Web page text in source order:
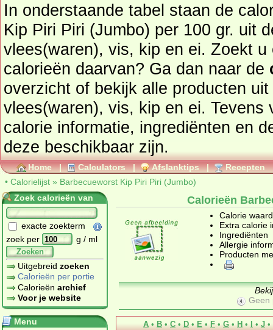
In onderstaande tabel staan de
Kip Piri Piri (Jumbo) per 100 gr. uit
vlees(waren), vis, kip en ei. Zoekt u een ander product en de
calorieën daarvan? Ga dan naar de
overzicht of bekijk alle
vlees(waren), vis, kip en ei. Tevens vindt u ook de uitgebreide
calorie informatie, ingrediënten en
deze beschikbaar zijn.
Home | Calculators | Afslanktips | Recepten
• Calorielijst » Barbecueworst Kip Piri Piri (Jumbo)
Zoek calorieën van
exacte zoekterm
zoek per
g / ml
Zoeken
Uitgebreid zoeken
Calorieën per portie
Calorieën archief
Voor je website
Menu
Calorieën
Calorie
Extra calorie
Ingrediënten
Allergie
Producten
Geen
A • B • C • D • E • F • G • H • I • J •